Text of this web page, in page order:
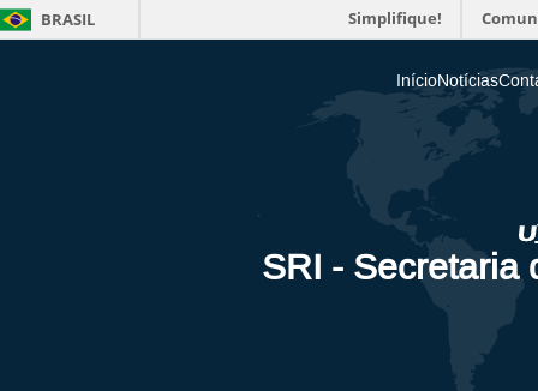
BRASIL Simplifique!
InícioNotícias
SRI - Secretaria